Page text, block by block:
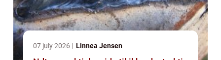
07 july 2026 Linnea Jensen